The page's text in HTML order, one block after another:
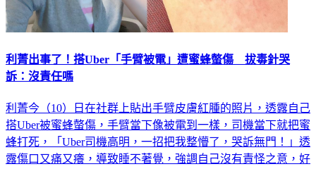
利菁出事了！搭Uber「手臂被電」遭蜜蜂螫傷 拔毒針哭
訴：沒責任嗎
利菁今（10）日在社群上貼出手臂皮膚紅腫的照片，透露自己
搭Uber被蜜蜂螫傷，手臂當下像被電到一樣，司機當下就把蜜
蜂打死，「Uber司機高明，一招把我整懵了，哭訴無門！」透
露傷口又痛又癢，導致睡不著覺，強調自己沒有責怪之意，好